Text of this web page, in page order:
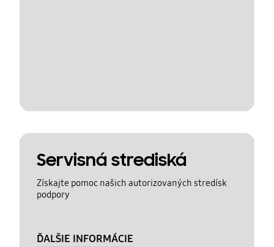
Servisná strediská
Získajte pomoc našich autorizovaných stredísk
podpory
ĎALŠIE INFORMÁCIE